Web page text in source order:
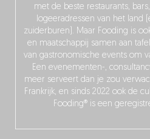
met de beste restaurants,
logeeradressen van het land
zuiderburen). Maar Fooding is
en maatschappij samen aan
van gastronomische events om
Een evenementen-,
meer serveert dan je zou
Frankrijk, en sinds 2022 ook de
Fooding® is een